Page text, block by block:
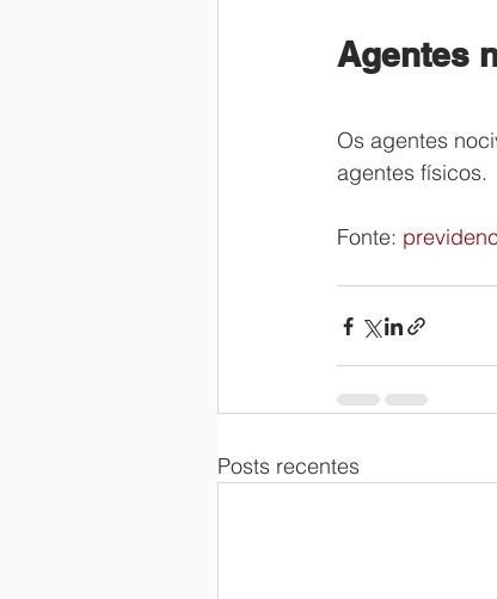
Agentes
Os agentes
agentes físicos.
Fonte:
Posts recentes